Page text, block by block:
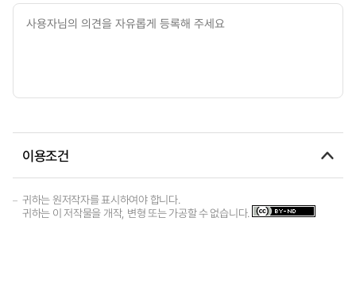
이용조건
귀하는 원저작자를 표시하여야 합니다.
귀하는 이 저작물을 개작, 변형 또는 가공할 수 없습니다.